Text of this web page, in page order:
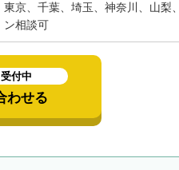
東京、千葉、埼玉、神奈川、山梨
ン相談可
付中
わせる